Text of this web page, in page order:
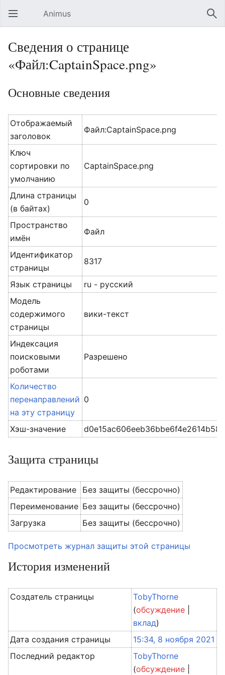
Открыть главное меню Animus
Сведения о странице
«Файл:CaptainSpace.png»
Основные сведения
Отображаемый
заголовок
Файл:CaptainSpace.png
Ключ
сортировки по
умолчанию
CaptainSpace.png
Длина страницы
(в байтах)
0
Пространство
имён
Файл
Идентификатор
страницы
8317
Язык страницы
ru - русский
Модель
содержимого
страницы
вики-текст
Индексация
поисковыми
роботами
Разрешено
Количество
перенаправлений
на эту страницу
0
Хэш-значение
Защита страницы
Редактирование
Без защиты (бессрочно)
Переименование Без защиты (бессрочно)
Загрузка
Без защиты (бессрочно)
Просмотреть журнал защиты этой страницы
История изменений
Создатель страницы
TobyThorne
(обсуждение
вклад)
Дата создания страницы
15:34, 8 ноября 2021
Последний редактор
TobyThorne
(обсуждение